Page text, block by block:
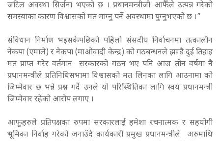
जटिल अवस्था सिर्जना भएको छ । प्रधानमन्त्रीजी आफैँले उत्पन्न गरेको
समस्याका कारण विश्वासको मत माग्नु पर्ने अवस्थामा पुग्नुभएको छ ।”
संविधान निर्माण भइसकेपछिको पहिलो संसदीय निर्वाचनमा तत्कालीन
नेकपा (एमाले) र नेकपा (माओवादी केन्द्र) को गठबन्धनले झण्डै दुई तिहाइ
मत प्राप्त गरेर वर्तमान सरकारको गठन भए पनि आज तीन वर्षमा नै
प्रधानमन्त्रीले प्रतिनिधिसभामा विश्वासको मत लिनका लागि आउनामा को
जिम्मेवार छ भन्ने प्रश्न गर्दै उनले यो परिस्थितिका लागि स्वयं प्रधानमन्त्री
जिम्मेवार रहेको आरोप लगाए ।
आफूहरुले प्रतिपक्षका रुपमा सरकारलाई हमेशा रचनात्मक र सहयोगी
भूमिका निर्वाह गरेको जनाउँदै कार्यकारी प्रमुख प्रधानमन्त्रीले अरुमाथि